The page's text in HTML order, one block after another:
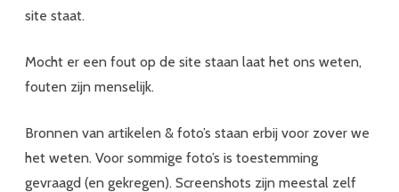
site staat.
Mocht er een fout op de site staan laat het ons weten,
fouten zijn menselijk.
Bronnen van artikelen & foto’s staan erbij voor zover we
het weten. Voor sommige foto’s is toestemming
gevraagd (en gekregen). Screenshots zijn meestal zelf